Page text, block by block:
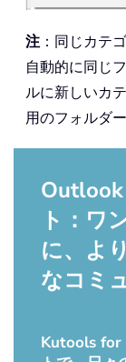
注 ：同じカテ
自動的に同じ
ルに新しいカ
用のフォルダ
ト：ワ
に、よ
なコミ
Kutools for